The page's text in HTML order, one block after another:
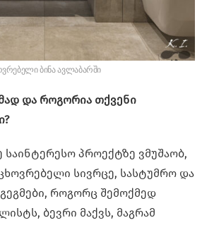
ბინა ავლაბარში
და როგორია თქვენი
საინტერესო პროექტზე ვმუშაობ,
სივრცე, სასტუმრო და
როგორც შემოქმედ
ბევრი მაქვს, მაგრამ